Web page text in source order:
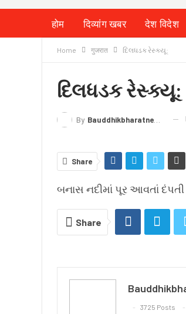
होम दिव्यांग खबर देश विदेश
क्राइम
लेख/काव्य शिक्षा
Home गुजरात દિલધડક રેસ્ક્યૂ:
દિલધડક રેસ્ક્યૂ:
By Bauddhikbharatnews@gmail.com
Share
બનાસ નદીમાં પૂર આવતાં
Share
3725 Posts